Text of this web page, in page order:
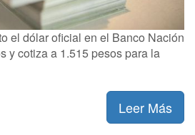
el dólar oficial en el Banco Nación
y cotiza a 1.515 pesos para la
Leer Más